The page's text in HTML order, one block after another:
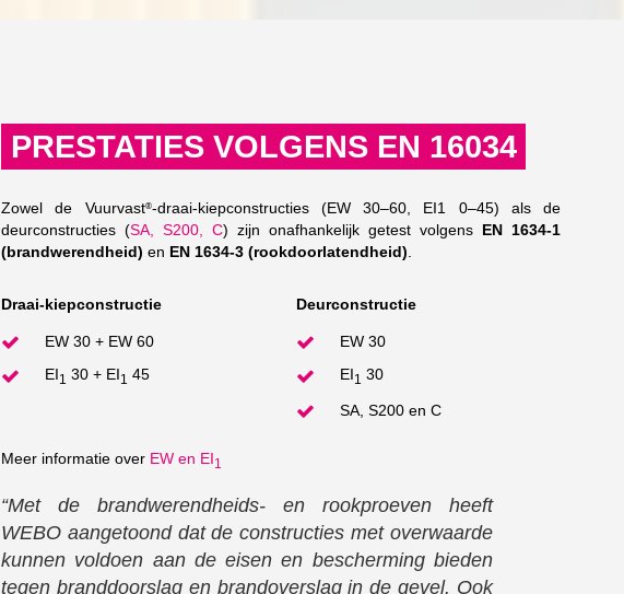
PRESTATIES VOLGENS EN 16034
Zowel de Vuurvast®-draai-kiepconstructies (EW 30–60, EI1 0–45) als de
deurconstructies (SA, S200, C) zijn onafhankelijk getest volgens EN 1634-1
(brandwerendheid) en EN 1634-3 (rookdoorlatendheid).
Draai-kiepconstructie
EW 30 + EW 60
EI1 30 + EI1 45
Deurconstructie
EW 30
EI1 30
SA, S200 en C
Meer informatie over EW en EI1
“Met de brandwerendheids- en rookproeven heeft
WEBO aangetoond dat de constructies met overwaarde
kunnen voldoen aan de eisen en bescherming bieden
tegen branddoorslag en brandoverslag in de gevel. Ook